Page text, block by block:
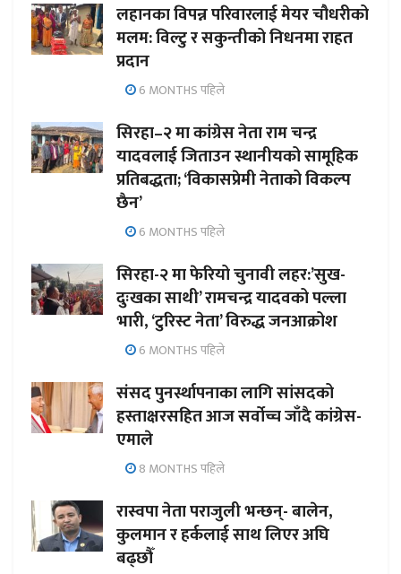
लहानका विपन्न परिवारलाई मेयर चौधरीको
मलम: विल्टु र सकुन्तीको निधनमा राहत
प्रदान
6 MONTHS पहिले
सिरहा–२ मा कांग्रेस नेता राम चन्द्र
यादवलाई जिताउन स्थानीयको सामूहिक
प्रतिबद्धता; ‘विकासप्रेमी नेताको विकल्प
छैन’
6 MONTHS पहिले
सिरहा-२ मा फेरियो चुनावी लहर:’सुख-
दुःखका साथी’ रामचन्द्र यादवको पल्ला
भारी, ‘टुरिस्ट नेता’ विरुद्ध जनआक्रोश
6 MONTHS पहिले
संसद पुनर्स्थापनाका लागि सांसदको
हस्ताक्षरसहित आज सर्वोच्च जाँदै कांग्रेस-
एमाले
8 MONTHS पहिले
रास्वपा नेता पराजुली भन्छन्- बालेन,
कुलमान र हर्कलाई साथ लिएर अघि
बढ्छौँ